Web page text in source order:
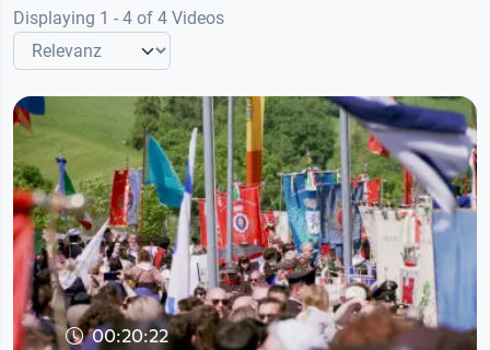
Displaying 1 - 4 of 4 Videos
00:20:22